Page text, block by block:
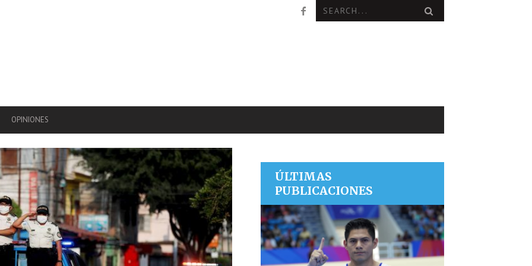
OPINIONES
ÚLTIMAS
PUBLICACIONES